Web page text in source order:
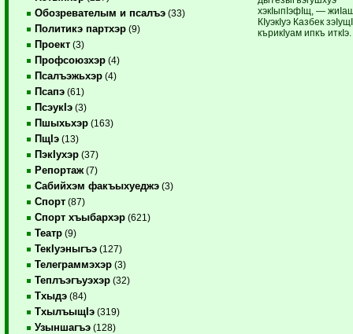
Обозревателым и псалъэ (33)
Политикэ партхэр (9)
Проект (3)
Профсоюзхэр (4)
Псалъэжьхэр (4)
Псапэ (61)
ПсэукIэ (3)
Пшыхьхэр (163)
ПщIэ (13)
ПэкIухэр (37)
Репортаж (7)
Сабийхэм факъыхуеджэ (3)
Спорт (87)
Спорт хъыбархэр (621)
Театр (9)
ТекIуэныгъэ (127)
Телеграммэхэр (3)
Теплъэгъуэхэр (32)
Тхыдэ (84)
ТхылъыщIэ (319)
Узыншагъэ (128)
хэкIыпIэфIщ, —
КIуэкIуэ Казбек
кърикIуам ипкъ иткIэ.